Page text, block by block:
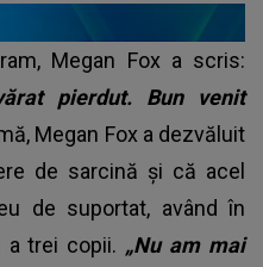
Megan Fox a scris:
pierdut. Bun venit
Megan Fox a dezvăluit
de sarcină și că acel
de suportat, având în
a trei copii. „Nu am mai